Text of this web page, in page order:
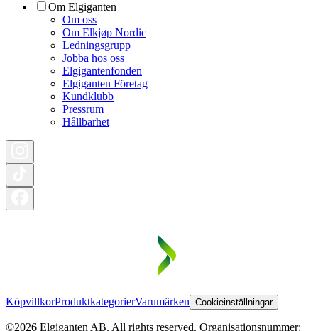
Om Elgiganten
Om oss
Om Elkjøp Nordic
Ledningsgrupp
Jobba hos oss
Elgigantenfonden
Elgiganten Företag
Kundklubb
Pressrum
Hållbarhet
KöpvillkorProduktkategorierVarumärken Cookieinställningar
©2026 Elgiganten AB. All rights reserved. Organisationsnummer: